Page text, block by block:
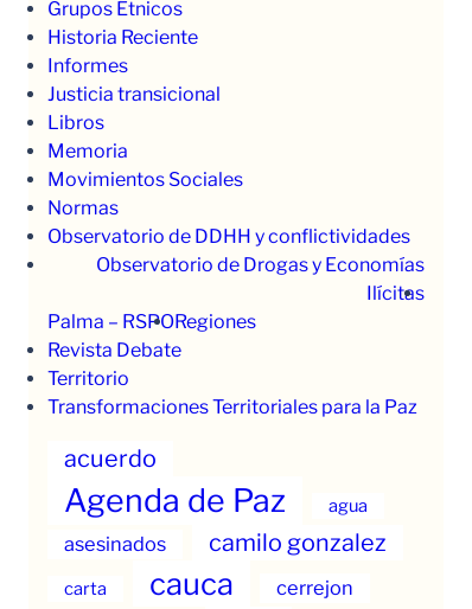
Grupos Étnicos
Historia Reciente
Informes
Justicia transicional
Libros
Memoria
Movimientos Sociales
Normas
Observatorio de DDHH y conflictividades
Observatorio de Drogas y Economías
Ilícitas
Palma – RSPORegiones
Revista Debate
Territorio
Transformaciones Territoriales para la Paz
acuerdo
Agenda de Paz agua
asesinados camilo gonzalez
carta cauca cerrejon